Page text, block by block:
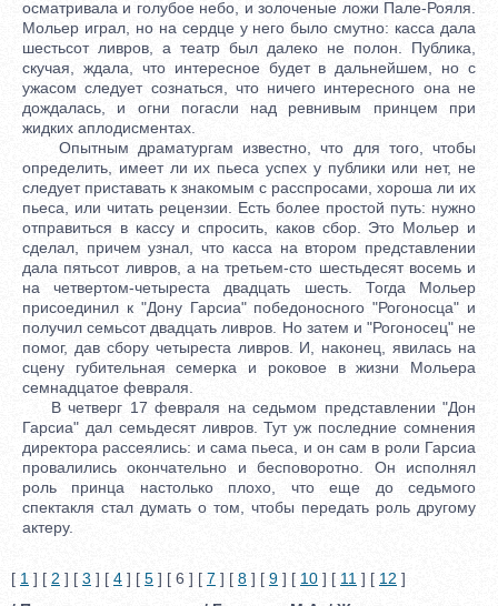
осматривала и голубое небо, и золоченые ложи Пале-Рояля.
Мольер играл, но на сердце у него было смутно: касса дала
шестьсот ливров, а театр был далеко не полон. Публика,
скучая, ждала, что интересное будет в дальнейшем, но с
ужасом следует сознаться, что ничего интересного она не
дождалась, и огни погасли над ревнивым принцем при
жидких аплодисментах.
Опытным драматургам известно, что для того, чтобы
определить, имеет ли их пьеса успех у публики или нет, не
следует приставать к знакомым с расспросами, хороша ли их
пьеса, или читать рецензии. Есть более простой путь: нужно
отправиться в кассу и спросить, каков сбор. Это Мольер и
сделал, причем узнал, что касса на втором представлении
дала пятьсот ливров, а на третьем-сто шестьдесят восемь и
на четвертом-четыреста двадцать шесть. Тогда Мольер
присоединил к "Дону Гарсиа" победоносного "Рогоносца" и
получил семьсот двадцать ливров. Но затем и "Рогоносец" не
помог, дав сбору четыреста ливров. И, наконец, явилась на
сцену губительная семерка и роковое в жизни Мольера
семнадцатое февраля.
В четверг 17 февраля на седьмом представлении "Дон
Гарсиа" дал семьдесят ливров. Тут уж последние сомнения
директора рассеялись: и сама пьеса, и он сам в роли Гарсиа
провалились окончательно и бесповоротно. Он исполнял
роль принца настолько плохо, что еще до седьмого
спектакля стал думать о том, чтобы передать роль другому
актеру.
[ 1 ] [ 2 ] [ 3 ] [ 4 ] [ 5 ] [ 6 ] [ 7 ] [ 8 ] [ 9 ] [ 10 ] [ 11 ] [ 12 ]